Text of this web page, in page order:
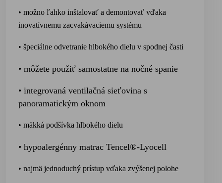
• možno ľahko inštalovať a demontovať vďaka
inovatívnemu zacvakávaciemu systému
• špeciálne odvetranie hlbokého dielu v spodnej časti
• môžete použiť samostatne na nočné spanie
• integrovaná ventilačná sieťovina s
panoramatickým oknom
• mäkká podšívka hlbokého dielu
• hypoalergénny matrac Tencel®-Lyocell
• najmä jednoduchý prístup vďaka zvýšenej polohe